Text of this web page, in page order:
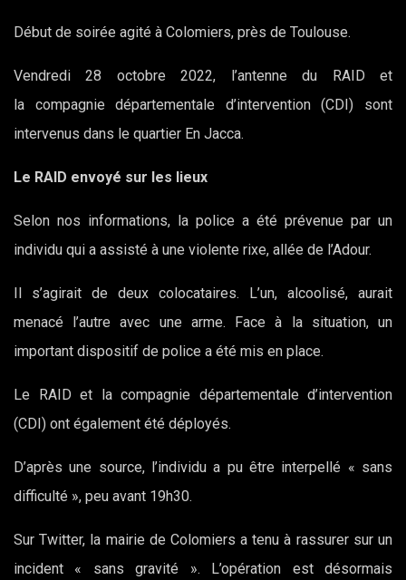
Début de soirée agité à Colomiers, près de Toulouse.
Vendredi 28 octobre 2022, l’antenne du RAID et
la compagnie départementale d’intervention (CDI) sont
intervenus dans le quartier En Jacca.
Le RAID envoyé sur les lieux
Selon nos informations, la police a été prévenue par un
individu qui a assisté à une violente rixe, allée de l’Adour.
Il s’agirait de deux colocataires. L’un, alcoolisé, aurait
menacé l’autre avec une arme. Face à la situation, un
important dispositif de police a été mis en place.
Le RAID et la compagnie départementale d’intervention
(CDI) ont également été déployés.
D’après une source, l’individu a pu être interpellé « sans
difficulté », peu avant 19h30.
Sur Twitter, la mairie de Colomiers a tenu à rassurer sur un
incident « sans gravité ». L’opération est désormais